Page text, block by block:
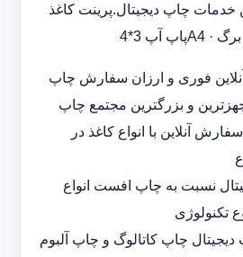
خدمات چاپ دیجیتال.پرینت کاغذ
فوری و ارزان سفارش چاپ
و بزرگترین مجتمع چاپ
آنلاین با انواع کاغذ در
نسبت به چاپ افست انواع
تکنولوژی
چاپ کاتالوگ و چاپ آلبوم